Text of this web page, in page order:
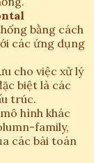
bằng cách
các ứng dụng
cho việc xử lý
biệt là các
trúc.
hình khác
family,
các bài toán